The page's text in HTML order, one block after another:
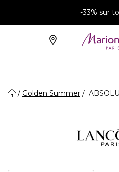
-33% sur
Golden Summer